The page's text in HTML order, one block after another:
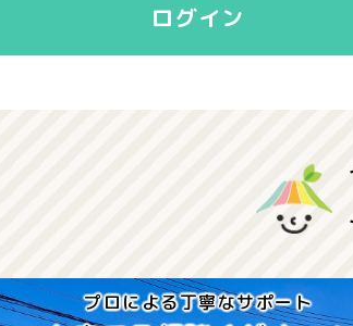
ログイン
プロによる丁寧なサポート